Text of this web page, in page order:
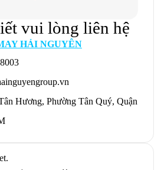
vui lòng liên hệ
HẢI NGUYÊN
Hương, Phường Tân Quý, Quận